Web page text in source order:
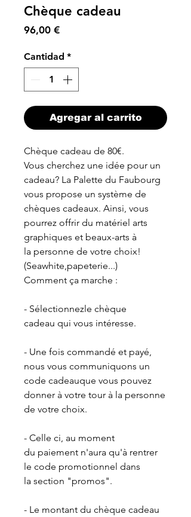
Chèque cadeau
96,00 €Precio
Cantidad *
Agregar al carrito
Chèque cadeau de 80€.
Vous cherchez une idée pour un
cadeau? La Palette du Faubourg
vous propose un système de
chèques cadeaux. Ainsi, vous
pourrez offrir du matériel arts
graphiques et beaux-arts à
la personne de votre choix!
(Seawhite,papeterie...)
Comment ça marche :
- Sélectionnezle chèque
cadeau qui vous intéresse.
- Une fois commandé et payé,
nous vous communiquons un
code cadeauque vous pouvez
donner à votre tour à la personne
de votre choix.
- Celle ci, au moment
du paiement n'aura qu'à rentrer
le code promotionnel dans
la section "promos".
- Le montant du chèque cadeau